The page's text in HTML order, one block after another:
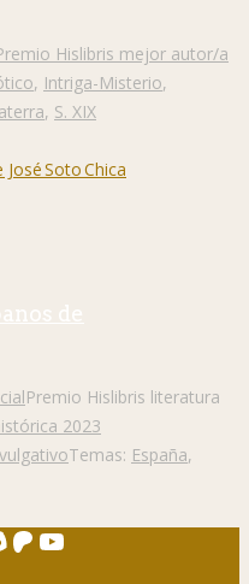
Hislibris mejor autor/a
, Intriga-Misterio,
, S. XIX
de
Premio Hislibris literatura
2023
Temas: España,
Patreon
YouTube